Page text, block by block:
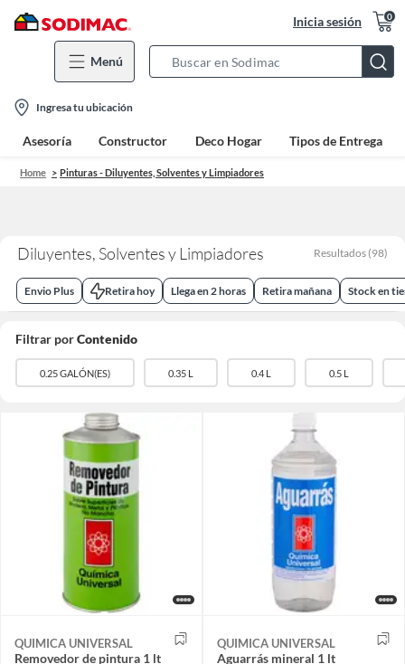
Inicia sesión 0
Menú
Bar
location-
icon
Ingresa tu ubicación
Asesoría Constructor Deco Hogar Tipos de Entrega
Home Pinturas - Diluyentes, Solventes y Limpiadores
Diluyentes, Solventes y Limpiadores Resultados (98)
Envio Plus Retira hoy Llega en 2 horas Retira mañana Stock en
Filtrar porContenido
0.25 GALÓN(ES) 0.35 L 0.4 L 0.5 L
QUIMICA UNIVERSAL
Removedor de pintura 1 lt
QUIMICA UNIVERSAL
Aguarrás mineral 1 lt